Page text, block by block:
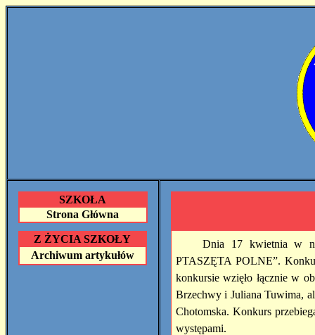
SZKOŁA
Strona Główna
Z ŻYCIA SZKOŁY
Archiwum artykułów
Dnia 17 kwietnia w
PTASZĘTA POLNE”.
konkursie wzięło łącznie w
Brzechwy i Juliana Tuwima,
Chotomska. Konkurs
występami.